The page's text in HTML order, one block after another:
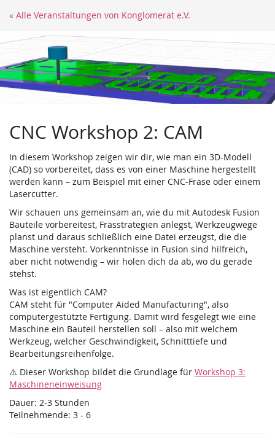
Zum
Inhalt
« Alle Veranstaltungen von Konglomerat e.V.
CNC Workshop 2: CAM
In diesem Workshop zeigen wir dir, wie man ein 3D-Modell
(CAD) so vorbereitet, dass es von einer Maschine hergestellt
werden kann – zum Beispiel mit einer CNC-Fräse oder einem
Lasercutter.
Wir schauen uns gemeinsam an, wie du mit Autodesk Fusion
Bauteile vorbereitest, Frässtrategien anlegst, Werkzeugwege
planst und daraus schließlich eine Datei erzeugst, die die
Maschine versteht. Vorkenntnisse in Fusion sind hilfreich,
aber nicht notwendig – wir holen dich da ab, wo du gerade
stehst.
Was ist eigentlich CAM?
CAM steht für "Computer Aided Manufacturing", also
computergestützte Fertigung. Damit wird fesgelegt wie eine
Maschine ein Bauteil herstellen soll – also mit welchem
Werkzeug, welcher Geschwindigkeit, Schnitttiefe und
Bearbeitungsreihenfolge.
⚠️ Dieser Workshop bildet die Grundlage für Workshop 3:
Maschineneinweisung
Dauer: 2-3 Stunden
Teilnehmende: 3 - 6